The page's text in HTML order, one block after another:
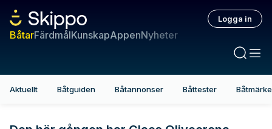
BåtarFärdmålKunskapAppenNyheter
Logga in
Aktuellt Båtguiden Båtannonser Båttester